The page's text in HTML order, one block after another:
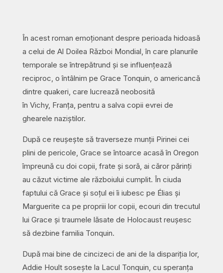
În acest roman emoționant despre perioada hidoasă
a celui de Al Doilea Război Mondial, în care planurile
temporale se întrepătrund și se influențează
reciproc, o întâlnim pe Grace Tonquin, o americancă
dintre quakeri, care lucrează neobosită
în Vichy, Franța, pentru a salva copii evrei de
ghearele naziștilor.
După ce reușește să traverseze munții Pirinei cei
plini de pericole, Grace se întoarce acasă în Oregon
împreună cu doi copii, frate și soră, ai căror părinți
au căzut victime ale războiului cumplit. În ciuda
faptului că Grace și soțul ei îi iubesc pe Élias și
Marguerite ca pe propriii lor copii, ecouri din trecutul
lui Grace și traumele lăsate de Holocaust reușesc
să dezbine familia Tonquin.
După mai bine de cincizeci de ani de la dispariția lor,
Addie Hoult sosește la Lacul Tonquin, cu speranța